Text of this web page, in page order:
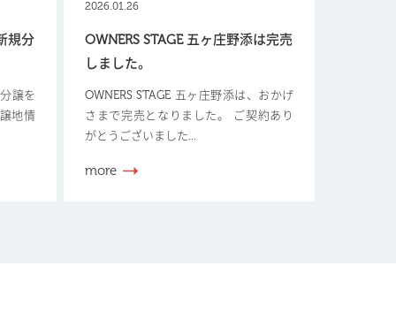
規分
譲を
地情
2026.01.26
OWNERS STAGE 五ヶ庄野添は完売
しました。
OWNERS STAGE 五ヶ庄野添は、おかげ
さまで完売となりました。 ご契約あり
がとうございました...
more